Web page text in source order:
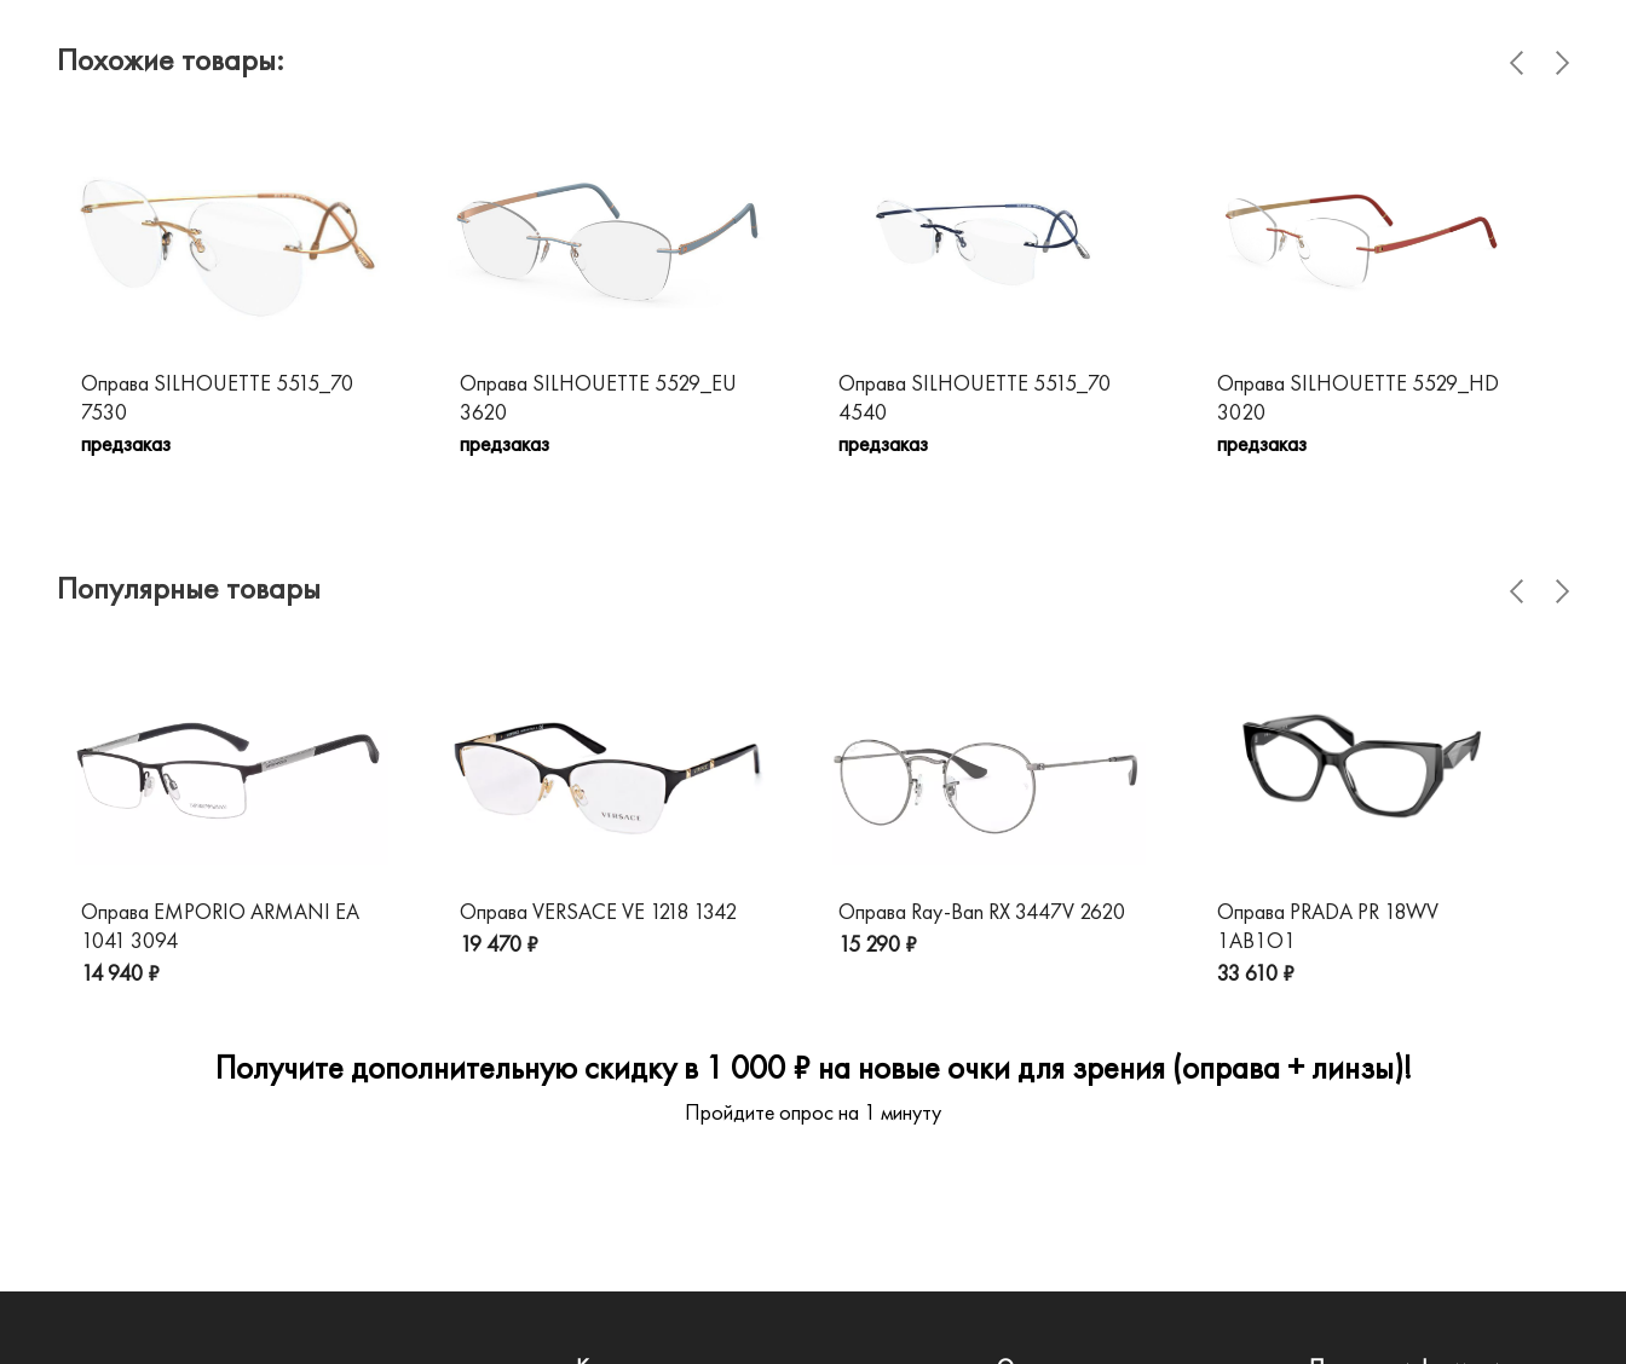
Похожие товары:
Оправа SILHOUETTE 5515_70
7530
предзаказ
Оправа SILHOUETTE 5529_EU
3620
предзаказ
Оправа SILHOUETTE 5515_70
4540
предзаказ
Оправа SILHOUETTE 5529_HD
3020
предзаказ
Популярные товары
Оправа EMPORIO ARMANI EA
1041 3094
14 940 ₽
Оправа VERSACE VE 1218 1342
19 470 ₽
Оправа Ray-Ban RX 3447V 2620
15 290 ₽
Оправа PRADA PR 18WV
1AB1O1
33 610 ₽
Получите дополнительную скидку в 1 000 ₽ на новые очки для зрения (оправа + линзы)!
Пройдите опрос на 1 минуту